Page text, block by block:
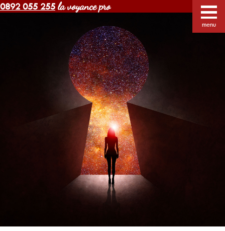
menu
0892 055 255 la voyance pro
Blog